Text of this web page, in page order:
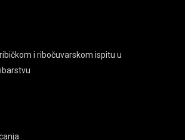
i ribočuvarskom ispitu u